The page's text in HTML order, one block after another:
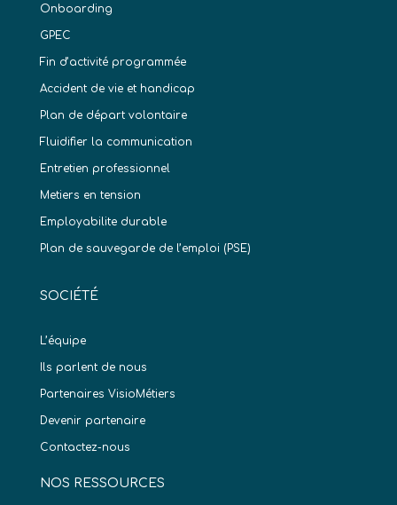
Onboarding
GPEC
Fin d’activité programmée
Accident de vie et handicap
Plan de départ volontaire
Fluidifier la communication
Entretien professionnel
Metiers en tension
Employabilite durable
Plan de sauvegarde de l’emploi (PSE)
SOCIÉTÉ
L’équipe
Ils parlent de nous
Partenaires VisioMétiers
Devenir partenaire
Contactez-nous
NOS RESSOURCES